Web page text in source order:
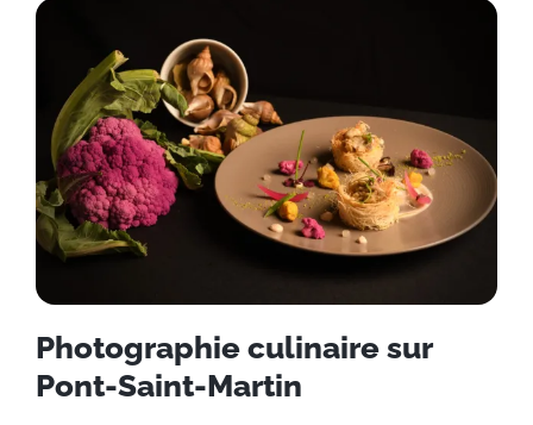
Photographie culinaire sur
Pont-Saint-Martin